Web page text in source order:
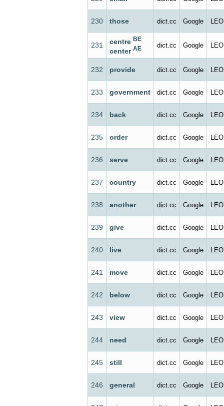
230 those dict.cc Google LEO
231 centre BE
center AE dict.cc Google LEO
232 provide dict.cc Google LEO
233 government dict.cc Google LEO
234 back dict.cc Google LEO
235 order dict.cc Google LEO
236 serve dict.cc Google LEO
237 country dict.cc Google LEO
238 another dict.cc Google LEO
239 give dict.cc Google LEO
240 live dict.cc Google LEO
241 move dict.cc Google LEO
242 below dict.cc Google LEO
243 view dict.cc Google LEO
244 need dict.cc Google LEO
245 still dict.cc Google LEO
246 general dict.cc Google LEO